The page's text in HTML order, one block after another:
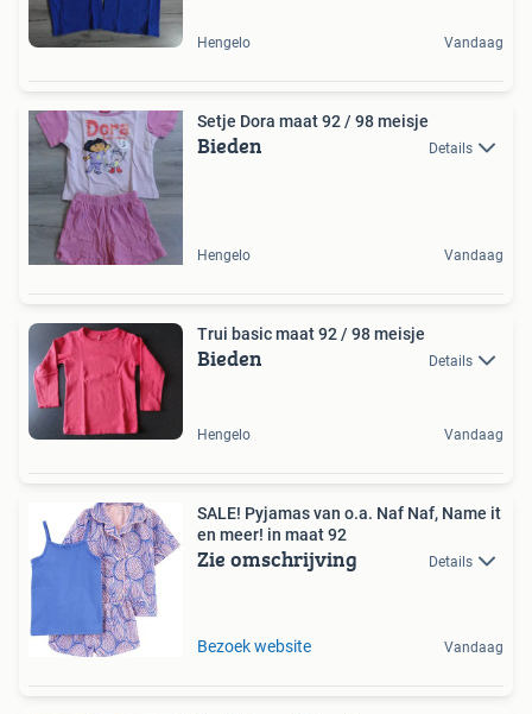
Hengelo Vandaag
Setje Dora maat 92 / 98 meisje
Bieden Details
Hengelo Vandaag
Trui basic maat 92 / 98 meisje
Bieden Details
Hengelo Vandaag
SALE! Pyjamas van o.a. Naf Naf, Name it
en meer! in maat 92
Zie omschrijving Details
Bezoek website Vandaag